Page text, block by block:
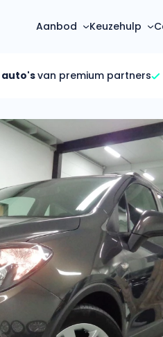
Aanbod
Mercedes-
(3500+ auto's)
Volkswagen
(4500+ auto's)
Volvo
(1000+ auto's)
Audi
(2000+ auto's)
BMW
(2000+ auto's)
Keuzehulp
Hoeveel kan ik
Bereken in één minuut
Calculator
Maandbedrag berekenen
Offerte
Wij geven jou een betere
auto'svan premium partners